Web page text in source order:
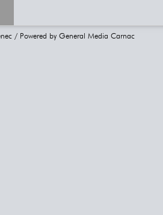
/ Powered by General Media Carnac